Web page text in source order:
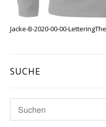
Jacke-B-2020-00-00-
SUCHE